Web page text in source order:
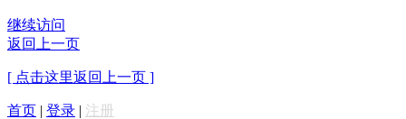
继续访问
返回上一页
[ 点击这里返回上一页 ]
首页 | 登录 | 注册